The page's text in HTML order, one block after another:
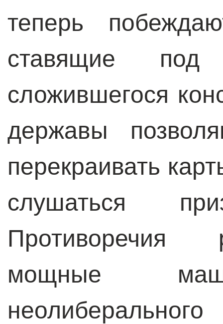
теперь
ставящие
сложившегося
державы
перекраивать
слушаться
Противоречия
мощные